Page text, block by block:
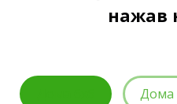
нажав
Дома